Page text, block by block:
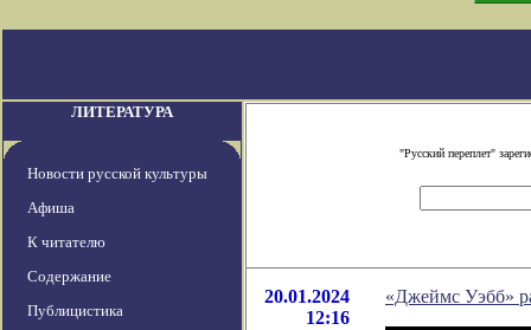
ЛИТЕРАТУРА
Новости русской культуры
Афиша
К читателю
Содержание
Публицистика
"Русский переплет"
20.01.2024
12:16
«Джеймс Уэбб»